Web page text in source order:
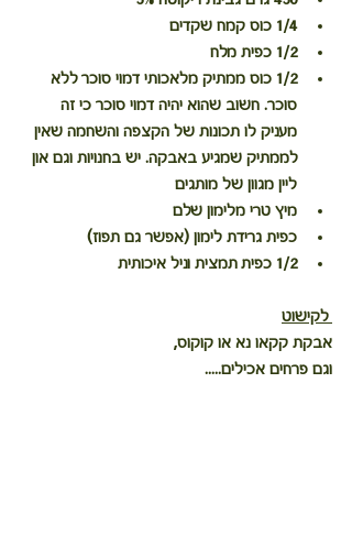
1/4 כוס קמח שקדים
1/2 כפית מלח
1/2 כוס ממתיק מלאכותי דמוי סוכר ללא
סוכר. חשוב שהוא יהיה דמוי סוכר כי זה
מעניק לו תכונות של הקצפה והשחמה שאין
לממתיק שמגיע באבקה. יש בחנויות וגם און
ליין מגוון של מותגים
מיץ טרי מלימון שלם
כפית גרידת לימון (אפשר גם תפוז)
1/2 כפית תמצית וניל איכותית
לקישוט
אבקת קקאו נא או קוקוס,
וגם פרחים אכילים.....